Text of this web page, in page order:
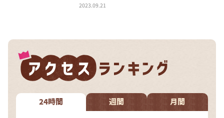
2023.09.21
24時間 週間 月間